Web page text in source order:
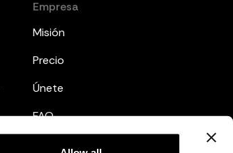
Empresa
Misión
Precio
Únete
FAQ